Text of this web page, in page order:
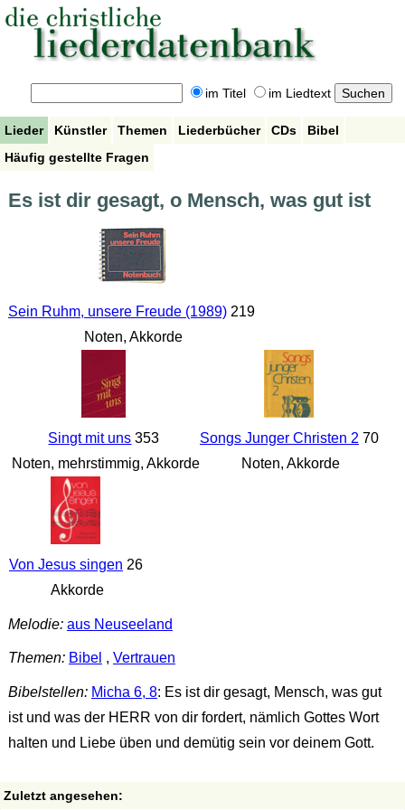
im Titel im Liedtext
Lieder Künstler Themen Liederbücher CDs
Bibel
Häufig gestellte Fragen
Es ist dir gesagt, o Mensch, was gut ist
Sein Ruhm, unsere Freude (1989)219
Noten, Akkorde
Singt mit uns 353
Noten, mehrstimmig, Akkorde
Songs Junger Christen 2 70
Noten, Akkorde
Von Jesus singen 26
Akkorde
Melodie: aus Neuseeland
Themen: Bibel , Vertrauen
Bibelstellen: Micha 6, 8: Es ist dir gesagt, Mensch, was gut
ist und was der HERR von dir fordert, nämlich Gottes Wort
halten und Liebe üben und demütig sein vor deinem Gott.
Zuletzt angesehen: